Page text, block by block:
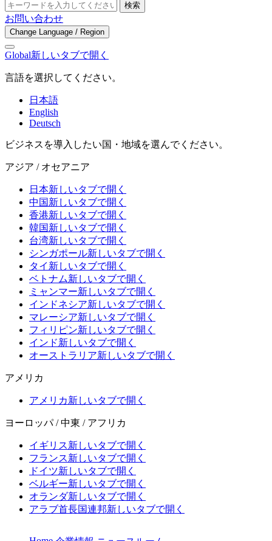
検索
お問い合わせ
Change Language / Region
Global新しいタブで開く
言語を選択してください。
日本語
English
Deutsch
ビジネスを導入したい国・地域を選んでください。
アジア / オセアニア
日本新しいタブで開く
中国新しいタブで開く
香港新しいタブで開く
韓国新しいタブで開く
台湾新しいタブで開く
シンガポール新しいタブで開く
タイ 新しいタブで開く
ベトナム新しいタブで開く
ミャンマー新しいタブで開く
インドネシア新しいタブで開く
マレーシア新しいタブで開く
フィリピン新しいタブで開く
インド新しいタブで開く
オーストラリア新しいタブで開く
アメリカ
アメリカ新しいタブで開く
ヨーロッパ / 中東 / アフリカ
イギリス新しいタブで開く
フランス新しいタブで開く
ドイツ新しいタブで開く
ベルギー新しいタブで開く
オランダ新しいタブで開く
アラブ首長国連邦新しいタブで開く